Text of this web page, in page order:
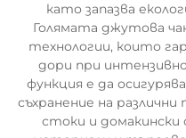
като запазва
Голямата джутова
технологии, които
дори при
функция е да
съхранение на
стоки и